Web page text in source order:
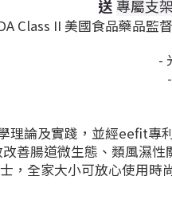
送 專屬支
Class II 美國食品藥品監
-
理論及實踐，並經eefit
善腸道微生態、類風濕
，全家大小可放心使用